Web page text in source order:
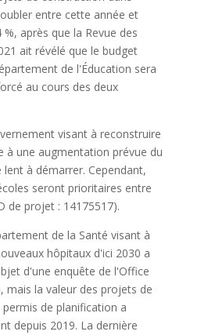
entre cette année et
après que la Revue des
ait révélé que le budget
de l'Éducation sera
au cours des deux
visant à reconstruire
à une augmentation prévue du
à démarrer. Cependant,
seront prioritaires entre
de projet : 14175517).
de la Santé visant à
hôpitaux d'ici 2030 a
d'une enquête de l'Office
mais la valeur des projets de
de planification a
depuis 2019. La dernière